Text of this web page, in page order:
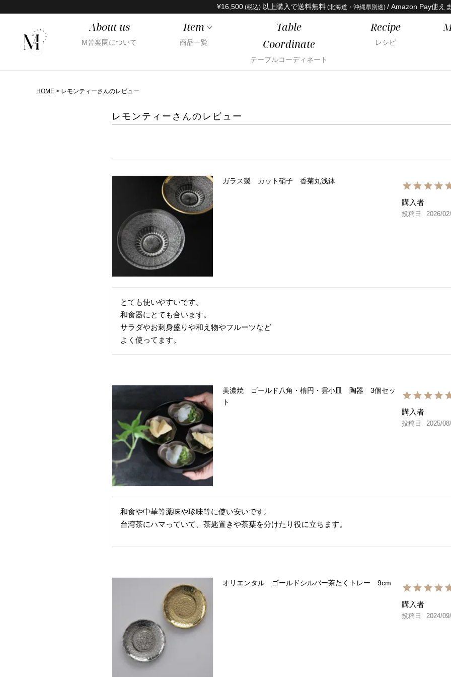
¥16,500 (税込) 以上購入で送料無料 (北海道・沖縄県別途) / Amazon Pay使え
About us
M苦楽園について
Item
商品一覧
Table
Coordinate
テーブルコーディネート
Recipe
レシピ
HOME レモンティーさんのレビュー
レモンティーさんのレビュー
ガラス製 カット硝子 香菊丸浅鉢
購入者
投稿日 2026/
とても使いやすいです。
和食器にとても合います。
サラダやお刺身盛りや和え物やフルーツなど
よく使ってます。
美濃焼 ゴールド八角・楕円・雲小皿 陶器 3個セッ
ト
購入者
投稿日 2025/
和食や中華等薬味や珍味等に使い安いです。
台湾茶にハマっていて、茶匙置きや茶葉を分けたり役に立ちます。
オリエンタル ゴールドシルバー茶たくトレー 9cm
購入者
投稿日 2024/